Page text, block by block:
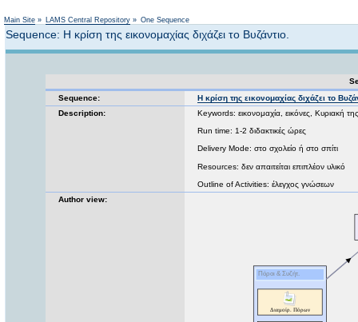
Main Site » LAMS Central Repository » One Sequence
Sequence: Η κρίση της εικονομαχίας διχάζει το Βυζάντιο.
Sequence:
Η κρίση της εικονομαχίας διχάζει το
Description:
Keywords: εικονομαχία, εικόνες, Κυριακή
Run time: 1-2 διδακτικές ώρες
Delivery Mode: στο σχολείο ή στο σπίτι
Resources: δεν απαιτείται επιπλέον υλικό
Outline of Activities: έλεγχος γνώσεων
Author view: